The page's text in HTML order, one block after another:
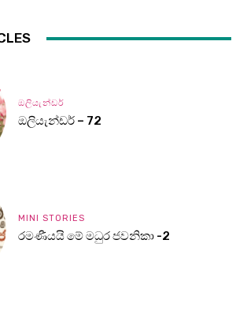
ඔලියැන්ඩර්
ඔලියැන්ඩර් – 72
MINI STORIES
රමණීයයි මේ මධුර ජවනිකා -2